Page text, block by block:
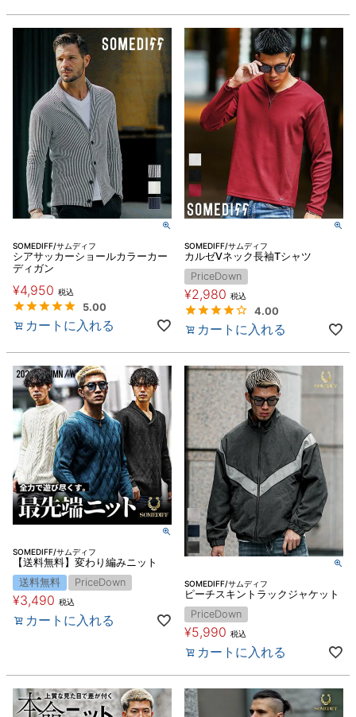
SOMEDIFF/サムディフ
シアサッカーショールカラーカー
ディガン
¥4,950 税込
5.00
カートに入れる
SOMEDIFF/サムディフ
カルゼVネック長袖Tシャツ
PriceDown
¥2,980 税込
4.00
カートに入れる
SOMEDIFF/サムディフ
【送料無料】変わり編みニット
送料無料
PriceDown
¥3,490 税込
カートに入れる
SOMEDIFF/サムディフ
ピーチスキントラックジャケット
PriceDown
¥5,990 税込
カートに入れる